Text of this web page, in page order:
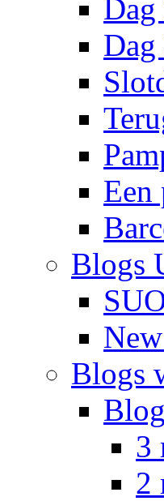
Een
Blogs
Blogs
3
2